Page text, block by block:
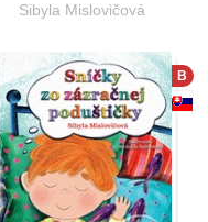
Sibyla Mislovičová
B